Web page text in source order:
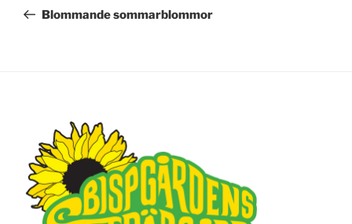
inläggBlommande sommarblommor